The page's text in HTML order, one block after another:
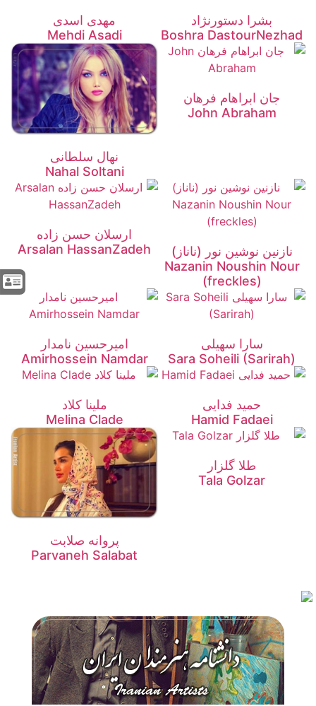
بشرا دستورنژاد
Boshra DastourNezhad
مهدی اسدی
Mehdi Asadi
جان ابراهام فرهان
John Abraham
نهال سلطانی
Nahal Soltani
نازنین نوشین نور (ناناز)
Nazanin Noushin Nour
(freckles)
ارسلان حسن زاده
Arsalan HassanZadeh
سارا سهیلی
Sara Soheili (Sarirah)
امیرحسین نامدار
Amirhossein Namdar
حمید فدایی
Hamid Fadaei
ملینا کلاد
Melina Clade
طلا گلزار
Tala Golzar
پروانه صلابت
Parvaneh Salabat